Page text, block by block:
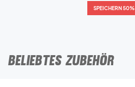
SPEICHERN 50%
BELIEBTES ZUBEHÖR